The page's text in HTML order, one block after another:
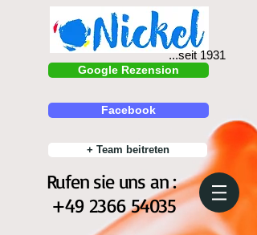
...seit 1931
Google Rezension
Facebook
+ Team beitreten
Rufen sie uns an :
+49 2366 54035